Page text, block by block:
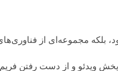
مجموعه‌ای از